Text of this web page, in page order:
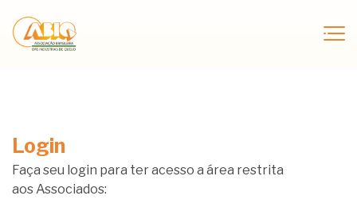
Login
Faça seu login para ter acesso a área restrita
aos Associados: